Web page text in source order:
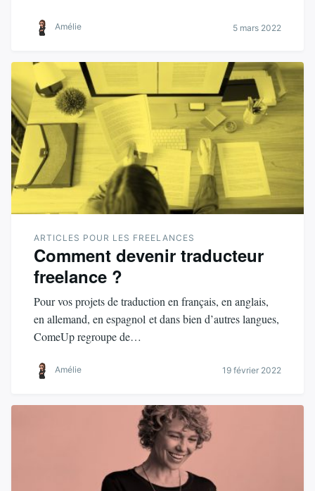
Amélie 5 mars 2022
ARTICLES POUR LES FREELANCES
Comment devenir traducteur
freelance ?
Pour vos projets de traduction en français, en anglais,
en allemand, en espagnol et dans bien d’autres langues,
ComeUp regroupe de…
Amélie 19 février 2022